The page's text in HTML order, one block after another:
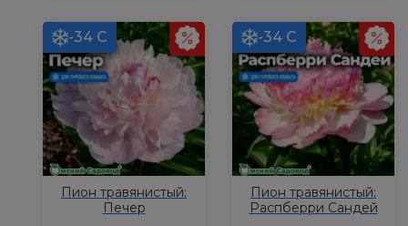
Букет
Перфект
Феликс
Крусс
-34 С
Пион травянистый:
Печер
-34 С
Пион травянистый:
Распберри Сандей